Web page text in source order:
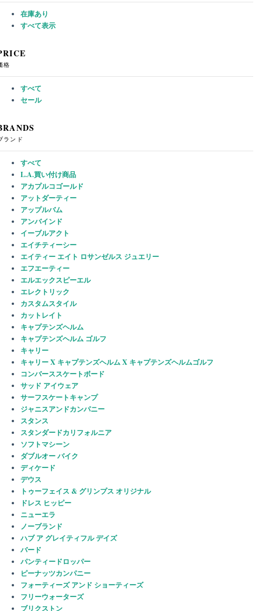
在庫あり
すべて表示
格
すべて
セール
ランド
すべて
L.A.買い付け商品
アカプルコゴールド
アットダーティー
アップルバム
アンバインド
イーブルアクト
エイチティーシー
エイティー エイト ロサンゼルス ジュエリー
エフエーティー
エルエックスピーエル
エレクトリック
カスタムスタイル
カットレイト
キャプテンズヘルム
キャプテンズヘルム ゴルフ
キャリー
キャリー X キャプテンズヘルム X キャプテンズヘルムゴルフ
コンバーススケートボード
サッド アイウェア
サーフスケートキャンプ
ジャニスアンドカンパニー
スタンス
スタンダードカリフォルニア
ソフトマシーン
ダブルオー バイク
ディケード
デウス
トゥーフェイス & グリンプス オリジナル
ドレス ヒッピー
ニューエラ
ノーブランド
ハブ ア グレイティフル デイズ
バード
パンティードロッパー
ピーナッツカンパニー
フォーティーズ アンド ショーティーズ
フリーウォーターズ
ブリクストン